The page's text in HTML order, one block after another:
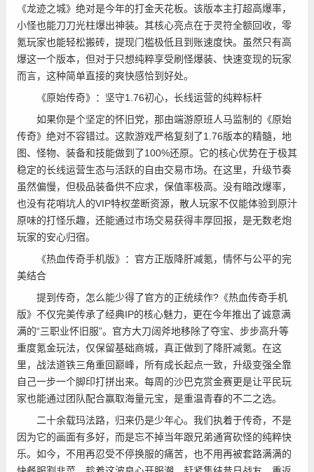
《龙迹之城》绝对是今年的打金天花板。该版本主打超高爆率，
小怪也能刀刀光柱爆出神装。其核心亮点在于灵符全额回收，零
氪玩家也能轻松搬砖，提现门槛极低且到账速度快。虽然只有高
爆这一个版本，但对于只想纯粹享受刷怪爆装、快速变现的玩家
而言，这种简单直接的爽快感恰到好处。
《原始传奇》：坚守1.76初心，长线运营的纯粹标杆
如果你是个坚定的怀旧党，那由端游原班人马监制的《原始
传奇》绝对不容错过。这款游戏严格复刻了1.76版本的精髓，地
图、怪物、装备和技能做到了100%还原。它的核心优势在于极其
稳定的长线运营生态与活跃的自由交易市场。在这里，升级节奏
虽然偏慢，但极品装备供不应求，保值率极高。没有暗改爆率，
也没有花哨坑人的VIP特权垄断资源，散人玩家不仅能体验到原汁
原味的打怪乐趣，还能通过市场交易获得丰厚回报，是无数老炮
玩家的安心归宿。
《热血传奇手机版》：官方正版降肝减氪，情怀与公平的完
美结合
提到传奇，怎么能少得了官方的正统续作?《热血传奇手机
版》不仅完美传承了经典IP的核心魅力，更在今年推出了诚意满
满的“三职业怀旧服”。官方大刀阔斧地移除了夺宝、步步高升等
重度氪金玩法，仅保留基础商城，真正做到了降肝减氪。在这
里，战法道铁三角重回巅峰，所有成长起点一致，升级变强全靠
自己一步一个脚印打拼出来。每周的沙巴克赏金赛更是让平民玩
家也能通过团队配合赢取海量元宝，是重温青春的不二之选。
二十余载玛法路，归来仍是少年心。我们执着于传奇，不是
因为它的画面有多好，而是忘不掉当年跟兄弟通宵砍怪的纯粹快
乐。如今，不用再忍受不停换服的痛苦，也不用再被套路满满的